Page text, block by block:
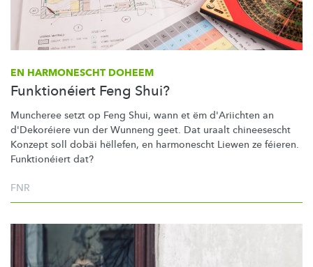
EN HARMONESCHT DOHEEM
Funktionéiert Feng Shui?
Muncheree setzt op Feng Shui, wann et ëm d'Ariichten an
d'Dekoréiere vun der Wunneng geet. Dat uraalt chineesescht
Konzept soll dobäi hëllefen, en harmonescht Liewen ze féieren.
Funktionéiert dat?
FNR